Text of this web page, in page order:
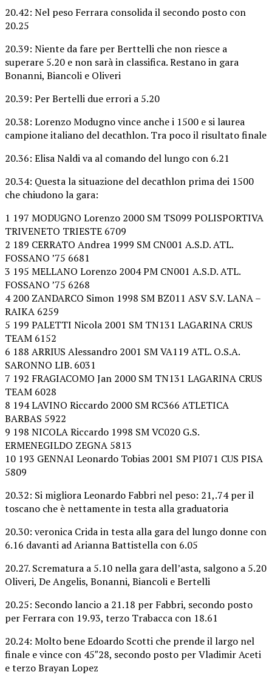
20.42: Nel peso Ferrara consolida il secondo posto con
20.25
20.39: Niente da fare per Berttelli che non riesce a
superare 5.20 e non sarà in classifica. Restano in gara
Bonanni, Biancoli e Oliveri
20.39: Per Bertelli due errori a 5.20
20.38: Lorenzo Modugno vince anche i 1500 e si laurea
campione italiano del decathlon. Tra poco il risultato finale
20.36: Elisa Naldi va al comando del lungo con 6.21
20.34: Questa la situazione del decathlon prima dei 1500
che chiudono la gara:
1 197 MODUGNO Lorenzo 2000 SM TS099 POLISPORTIVA
TRIVENETO TRIESTE 6709
2 189 CERRATO Andrea 1999 SM CN001 A.S.D. ATL.
FOSSANO ’75 6681
3 195 MELLANO Lorenzo 2004 PM CN001 A.S.D. ATL.
FOSSANO ’75 6268
4 200 ZANDARCO Simon 1998 SM BZ011 ASV S.V. LANA –
RAIKA 6259
5 199 PALETTI Nicola 2001 SM TN131 LAGARINA CRUS
TEAM 6152
6 188 ARRIUS Alessandro 2001 SM VA119 ATL. O.S.A.
SARONNO LIB. 6031
7 192 FRAGIACOMO Jan 2000 SM TN131 LAGARINA CRUS
TEAM 6028
8 194 LAVINO Riccardo 2000 SM RC366 ATLETICA
BARBAS 5922
9 198 NICOLA Riccardo 1998 SM VC020 G.S.
ERMENEGILDO ZEGNA 5813
10 193 GENNAI Leonardo Tobias 2001 SM PI071 CUS PISA
5809
20.32: Si migliora Leonardo Fabbri nel peso: 21,.74 per il
toscano che è nettamente in testa alla graduatoria
20.30: veronica Crida in testa alla gara del lungo donne con
6.16 davanti ad Arianna Battistella con 6.05
20.27. Scrematura a 5.10 nella gara dell’asta, salgono a 5.20
Oliveri, De Angelis, Bonanni, Biancoli e Bertelli
20.25: Secondo lancio a 21.18 per Fabbri, secondo posto
per Ferrara con 19.93, terzo Trabacca con 18.61
20.24: Molto bene Edoardo Scotti che prende il largo nel
finale e vince con 45″28, secondo posto per Vladimir Aceti
e terzo Brayan Lopez